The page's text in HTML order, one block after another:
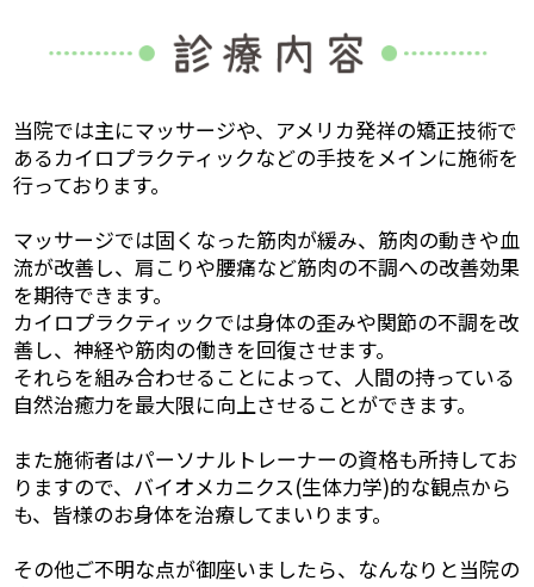
当院では主にマッサージや、アメリカ発祥の矯正技術で
あるカイロプラクティックなどの手技をメインに施術を
行っております。
マッサージでは固くなった筋肉が緩み、筋肉の動きや血
流が改善し、肩こりや腰痛など筋肉の不調への改善効果
を期待できます。
カイロプラクティックでは身体の歪みや関節の不調を改
善し、神経や筋肉の働きを回復させます。
それらを組み合わせることによって、人間の持っている
自然治癒力を最大限に向上させることができます。
また施術者はパーソナルトレーナーの資格も所持してお
りますので、バイオメカニクス(生体力学)的な観点から
も、皆様のお身体を治療してまいります。
その他ご不明な点が御座いましたら、なんなりと当院の